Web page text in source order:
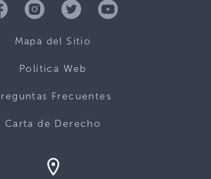
Mapa del Sitio
Politica Web
Frecuentes
Carta de Derecho